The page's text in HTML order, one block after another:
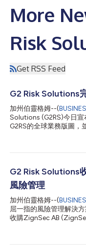
More
Risk
Get RSS Feed
G2 Risk Solutions
加州伯靈格姆--(
Solutions (G2RS)今日
G2RS的全球業務版圖，
行、商家收單機構和線
及其支付供應商設計的
案包括專有風險情報、
服務、詐騙偵測解決方案
Rochelle Blease表示：
檢驗的AI技術納入我們
級之威脅的能力，鞏固
G2RS執行長Brian
G2 Risk Solutions
風險管理
加州伯靈格姆--(
屈一指的風險管理解決
收購ZignSec AB
案，並擁有商家盡職調